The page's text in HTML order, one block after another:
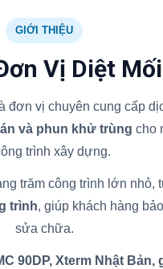
GIỚI THIỆU
Vị Diệt
đơn vị chuyên cung cấp
và phun khử trùng cho
trình xây dựng.
trăm công trình lớn nhỏ,
trình, giúp khách hàng
sửa chữa.
90DP, Xterm Nhật